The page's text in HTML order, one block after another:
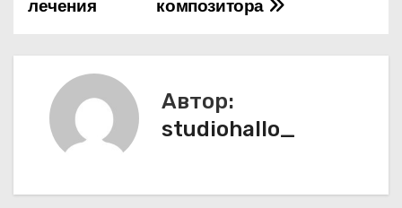
г
композитора
лечения
Автор:
studiohallo_